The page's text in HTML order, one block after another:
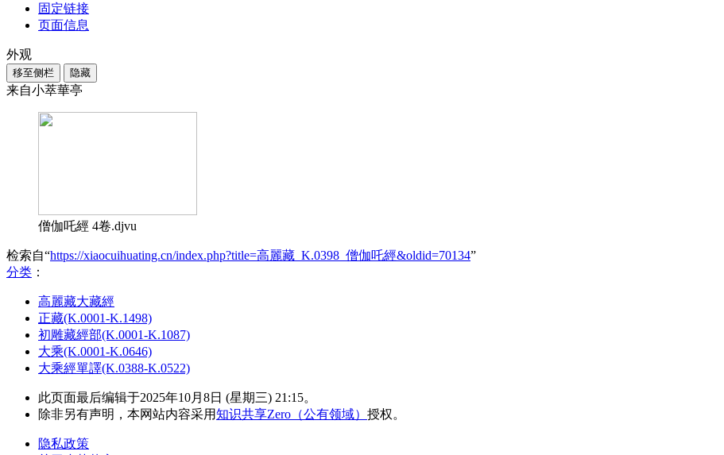
固定链接
页面信息
外观
移至侧栏 隐藏
来自小萃華亭
僧伽吒經 4卷.djvu
检索自“https://xiaocuihuating.cn/index.php?title=高麗藏_K.0398_僧伽吒經&oldid=70134”
分类 ：​
高麗藏大藏經
正藏(K.0001-K.1498)
初雕藏經部(K.0001-K.1087)
大乘(K.0001-K.0646)
大乘經單譯(K.0388-K.0522)
此页面最后编辑于2025年10月8日 (星期三) 21:15。
除非另有声明，本网站内容采用知识共享Zero（公有领域） 授权。
隐私政策